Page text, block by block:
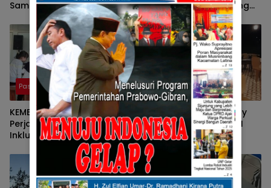
Sambut Hangat
Kedatangan Pers Bersatu
Tuah Saiyo.
Kapolres Pasaman Yang
Baru.
Pasaman
KEMBALINYA SANG MOSES ;
Perjalanan Pendidikan
Inklusif SD Negeri 05 Pauh,
Lubuk Sikaping, Pasaman.
Oleh : Rahmawati Ismar SS
( Guru SDN Pauh , Lubuk
Sikaping, Pasaman.)
Pasaman
Pulang Kampung, Benny
Utama, Anggota DPR RI
Komisi III Sampaikan
Pemahaman Anotasi Pada
Wartawan Di Pasaman